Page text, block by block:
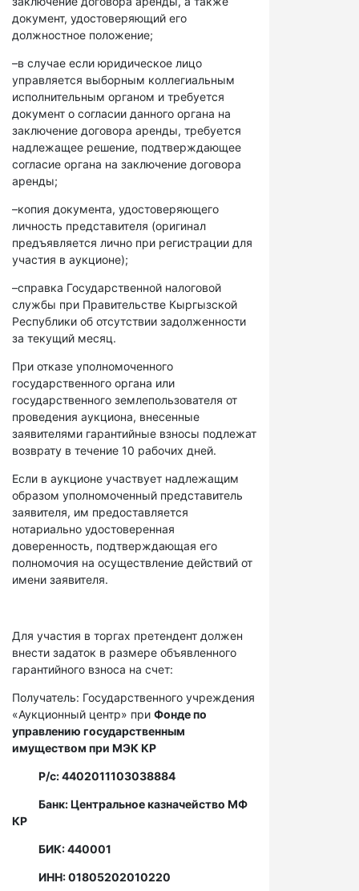
документ, удостоверяющий его
должностное положение;
–в случае если юридическое лицо
управляется выборным коллегиальным
исполнительным органом и требуется
документ о согласии данного органа на
заключение договора аренды, требуется
надлежащее решение, подтверждающее
согласие органа на заключение договора
аренды;
–копия документа, удостоверяющего
личность представителя (оригинал
предъявляется лично при регистрации для
участия в аукционе);
–справка Государственной налоговой
службы при Правительстве Кыргызской
Республики об отсутствии задолженности
за текущий месяц.
При отказе уполномоченного
государственного органа или
государственного землепользователя от
проведения аукциона, внесенные
заявителями гарантийные взносы подлежат
возврату в течение 10 рабочих дней.
Если в аукционе участвует надлежащим
образом уполномоченный представитель
заявителя, им предоставляется
нотариально удостоверенная
доверенность, подтверждающая его
полномочия на осуществление действий от
имени заявителя.
Для участия в торгах претендент должен
внести задаток в размере объявленного
гарантийного взноса на счет:
Получатель: Государственного учреждения
«Аукционный центр» при Фонде по
управлению государственным
имуществом при МЭК КР
Р/с: 4402011103038884
Банк: Центральное казначейство МФ
КР
БИК: 440001
ИНН: 01805202010220